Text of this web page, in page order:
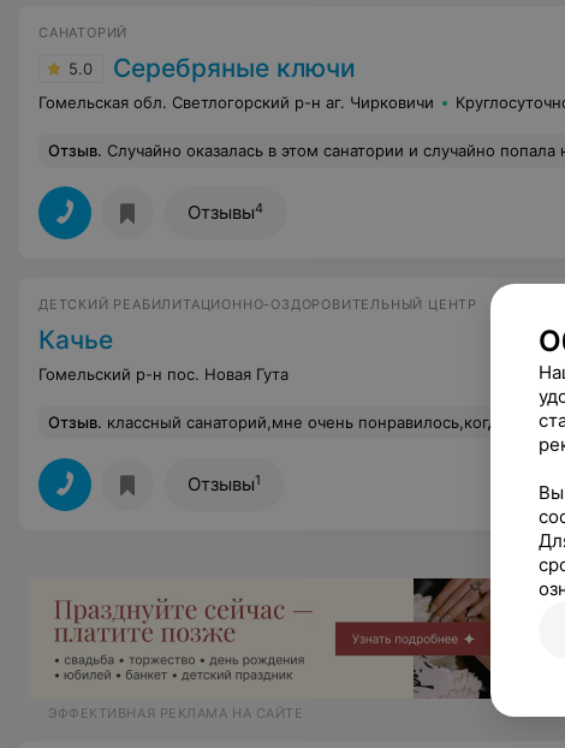
САНАТОРИЙ
5.0 Серебряные ключи
Гомельская обл. Светлогорский р-н аг. Чирковичи
Отзыв. Случайно оказалась в этом санатории и случайно попала на пиявки. Чудо произошло, одно колено не болит ( было три сеанса). Теперь хочется
Отзывы4
ДЕТСКИЙ РЕАБИЛИТАЦИОННО-ОЗДОРОВИТЕЛЬНЫЙ ЦЕНТР
Качье
Гомельский р-н пос. Новая Гута
Отзыв. классный санаторий,мне очень понравилось,когда уезжаешь тебе дают подарки)и не слушайте
Отзывы1
ЭФФЕКТИВНАЯ РЕКЛАМА НА САЙТЕ
Вы